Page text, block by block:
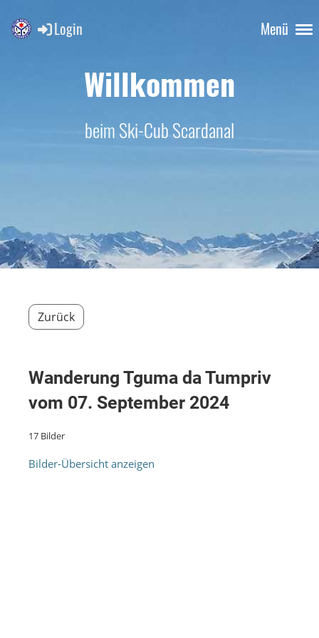
Menü
Login
Willkommen
beim Ski-Cub Scardanal
Zurück
Wanderung Tguma da Tumpriv
vom 07. September 2024
17 Bilder
Bilder-Übersicht anzeigen